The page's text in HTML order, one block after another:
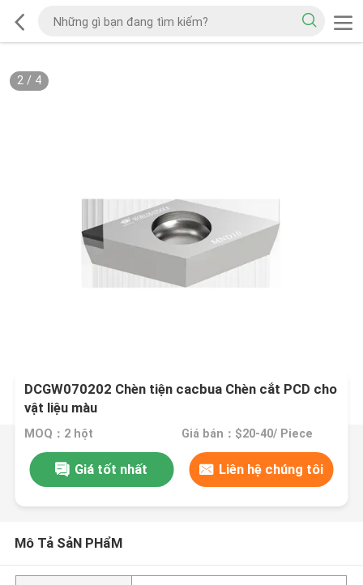
2/ 4
DCGW070202 Chèn tiện cacbua Chèn cắt PCD cho
vật liệu màu
MOQ：2 hột Giá bán：$20-40/ Piece
Giá tốt nhất Liên hệ chúng tôi
Mô Tả SảN PHẩM